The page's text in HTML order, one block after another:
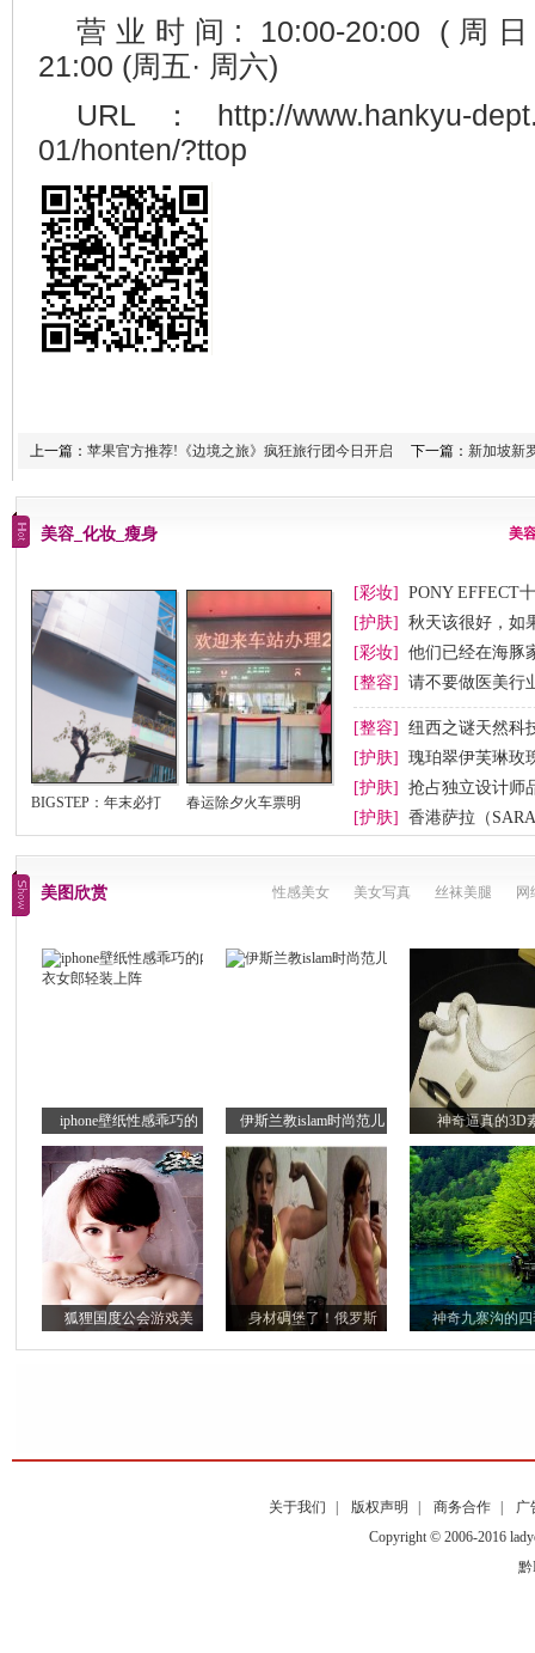
营业时间: 10:00-20:00 (周
21:00 (周五· 周六)
URL：http://www.hankyu-
01/honten/?ttop
上一篇： 苹果官方推荐!《边境之旅》疯狂旅行团今日开启 下一篇： 新加坡新
美容_化妆_瘦身 美
BIGSTEP：年末必打
春运除夕火车票明
[彩妆]
PONY EFFECT
节妆
[护肤]
秋天该很好，如
[彩妆]
他们已经在海豚
[整容]
请不要做医美行
[整容]
纽西之谜天然科
[护肤]
瑰珀翠伊芙琳玫
[护肤]
抢占独立设计师
[护肤]
香港萨拉（
美图欣赏 性感美女 美女写真 丝袜美腿 网
iphone壁纸性感乖巧的 伊斯兰教islam时尚范儿 神奇逼真的3D
狐狸国度公会游戏美 身材碉堡了！俄罗斯 神奇九寨沟的
关于我们 版权声明 商务合作
广
Copyright © 2006-2016
黔